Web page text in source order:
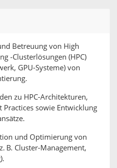
Betreuung von High
‑Clusterlösungen (HPC)
GPU-Systeme) von
zu HPC-Architekturen,
Practices sowie Entwicklung
und Optimierung von
B. Cluster-Management,